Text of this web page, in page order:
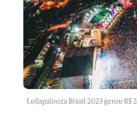
Lollapalooza Brasil 2023 gerou R$